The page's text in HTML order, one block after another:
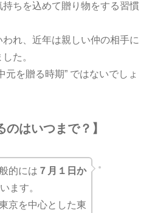
ちを込めて贈り物をする習慣
われ、近年は親しい仲の相手に
た。
元を贈る時期” ではないでしょ
のはいつまで？】
的には ７月１日か
ます。
京を中心とした東